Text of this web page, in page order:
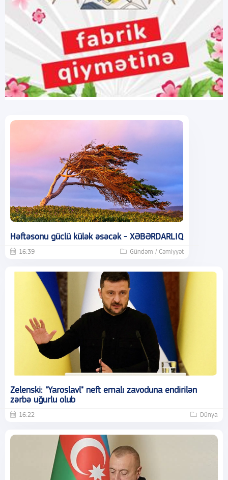
Həftəsonu güclü külək əsəcək - XƏBƏRDARLIQ
16:39 Gündəm / Cəmiyyət
Zelenski: "Yaroslavl" neft emalı zavoduna endirilən
zərbə uğurlu olub
16:22 Dünya